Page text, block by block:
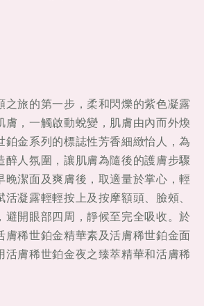
之旅的第一步，柔和閃爍的紫色凝露
膚，一觸啟動蛻變，肌膚由內而外煥
鉑金系列的標誌性芳香細緻怡人，為
醉人氛圍，讓肌膚為隨後的護膚步驟
晚潔面及爽膚後，取適量於掌心，輕
活凝露輕輕按上及按摩額頭、臉頰、
避開眼部四周，靜候至完全吸收。於
膚稀世鉑金精華素及活膚稀世鉑金面
活膚稀世鉑金夜之臻萃精華和活膚稀